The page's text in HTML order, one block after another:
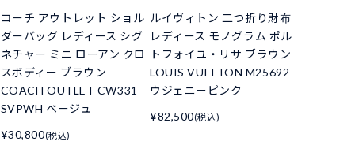
コーチ アウトレット ショル
ダーバッグ レディース シグ
ネチャー ミニ ローアン クロ
スボディー ブラウン
COACH OUTLET CW331
SVPWH ベージュ
¥30,800(税込)
ルイヴィトン 二つ折り財布
レディース モノグラム ポル
トフォイユ・リサ ブラウン
LOUIS VUITTON M25692
ウジェニーピンク
¥82,500(税込)